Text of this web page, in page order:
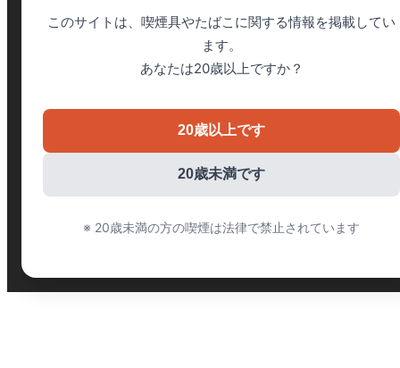
このサイトは、喫煙具やたばこに関する情報を掲載してい
ます。
あなたは20歳以上ですか？
20歳以上です
20歳未満です
※ 20歳未満の方の喫煙は法律で禁止されています